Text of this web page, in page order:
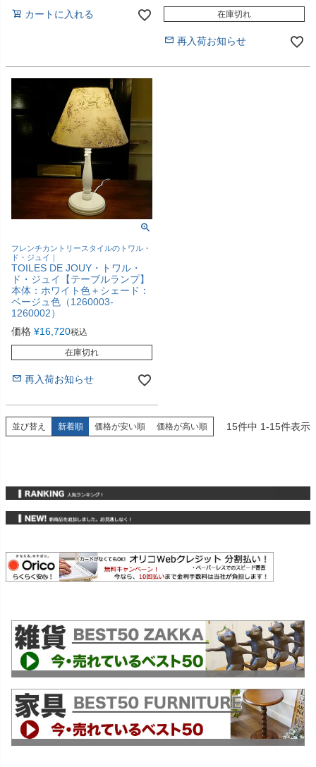
カートに入れる 在庫切れ
再入荷お知らせ
フレンチカントリースタイルのトワル・
ド・ジュイ｜
TOILES DE JOUY・トワル・
ド・ジュイ【テーブルランプ】
本体：ホワイト色＋シェード：
ベージュ色（1260003-
1260002）
価格 ¥16,720税込
在庫切れ
再入荷お知らせ
並び替え 新着順 価格が安い順 価格が高い順 15件中 1-15件表示